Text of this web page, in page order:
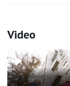
Video